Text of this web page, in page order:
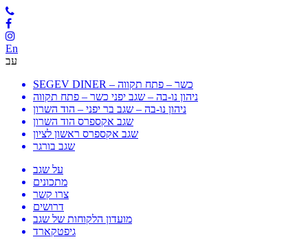
En
עב
SEGEV DINER – כשר – פתח תקווה
ניהון נו-בה – שגב יפני כשר – פתח תקווה
ניהון נו-בה – שגב בר יפני – הוד השרון
שגב אקספרס הוד השרון
שגב אקספרס ראשון לציון
שגב בורגר
על שגב
מתכונים
צרו קשר
דרושים
מועדון הלקוחות של שגב
גיפטקארד